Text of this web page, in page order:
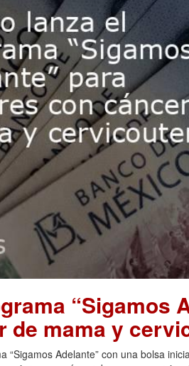
“Sigamos
de mama y
“Sigamos Adelante” con una bolsa